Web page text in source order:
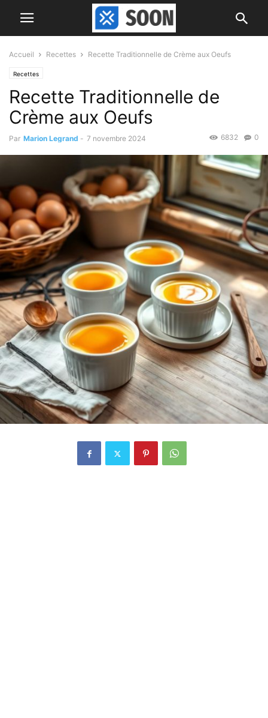
Accueil Recettes Recette Traditionnelle de Crème aux Oeufs
Recettes
Recette Traditionnelle de
Crème aux Oeufs
Par Marion Legrand - 7 novembre 2024 0
6832